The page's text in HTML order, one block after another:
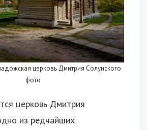
церковь Дмитрия Солунского
фото
церковь Дмитрия
из редчайших